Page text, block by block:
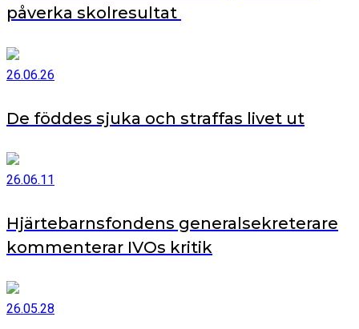
påverka skolresultat
26.06.26
De föddes sjuka och straffas livet ut
26.06.11
Hjärtebarnsfondens generalsekreterare
kommenterar IVOs kritik
26.05.28